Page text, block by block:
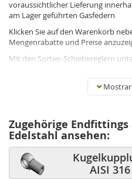
voraussichtlicher Lieferung
am Lager geführten Gasfedern
Klicken Sie auf den Warenkorb
Mengenrabatte und Preise
Mit den Sortier-Schiebereglern
Lebensmittelzugelassene
Was ist eine
lebensmittelzugelassenen
widerstandsfähigen rostfreien
Reinigungsmitteln standhält. Das
mobil DTE FM 220 FOOD)
Mostrar
Zugehörige
Edelstahl ansehen:
AISI 316